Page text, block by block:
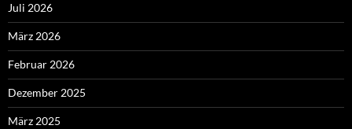
Juli 2026
März 2026
Februar 2026
Dezember 2025
März 2025